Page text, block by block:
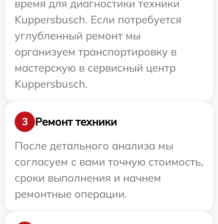
время для диагностики техники
Kuppersbusch. Если потребуется
углубленный ремонт мы
организуем транспортировку в
мастерскую в сервисный центр
Kuppersbusch.
3
Ремонт техники
После детального анализа мы
согласуем с вами точную стоимость,
сроки выполнения и начнем
ремонтные операции.